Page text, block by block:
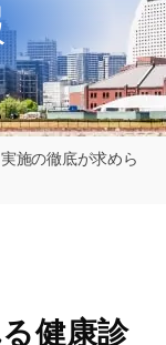
実施の徹底が求めら
健康診